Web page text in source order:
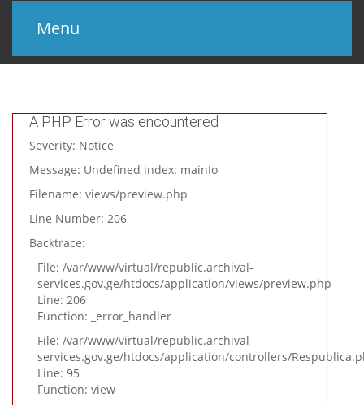
Menu
პროექტის შესახებ
სხვა კატალოგები
კონტაქტი
A PHP Error was encountered
Severity: Notice
Message: Undefined index: mainIo
Filename: views/preview.php
Line Number: 206
Backtrace:
File: /var/www/virtual/republic.archival-
services.gov.ge/htdocs/application/views/preview.php
Line: 206
Function: _error_handler
File: /var/www/virtual/republic.archival-
services.gov.ge/htdocs/application/controllers/
Line: 95
Function: view